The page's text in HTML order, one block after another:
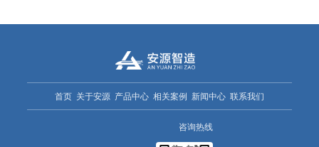
首页 关于安源 产品中心 相关案例 新闻中心 联系我们
咨询热线